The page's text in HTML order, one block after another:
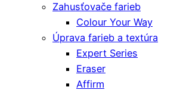
Zahusťovače farieb
Colour Your Way
Úprava farieb a textúra
Expert Series
Eraser
Affirm